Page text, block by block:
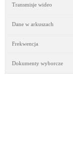
Transmisje wideo
Dane w arkuszach
Frekwencja
Dokumenty wyborcze